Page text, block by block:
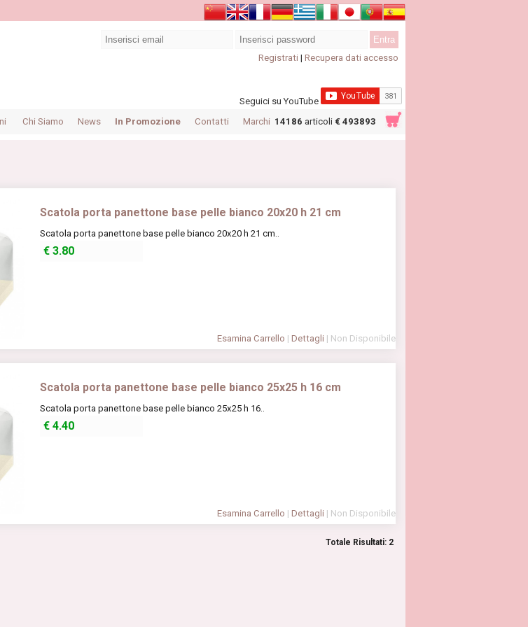
Registrati | Recupera dati accesso
Seguici su YouTube
Chi Siamo News In Promozione Contatti Marchi 14186 articoli € 493893
Scatola porta panettone base pelle bianco 20x20 h 21 cm
Scatola porta panettone base pelle bianco 20x20 h 21 cm..
€3.80
Esamina Carrello | Dettagli | Non Disponibile
Scatola porta panettone base pelle bianco 25x25 h 16 cm
Scatola porta panettone base pelle bianco 25x25 h 16..
€4.40
Esamina Carrello | Dettagli | Non Disponibile
Totale Risultati: 2